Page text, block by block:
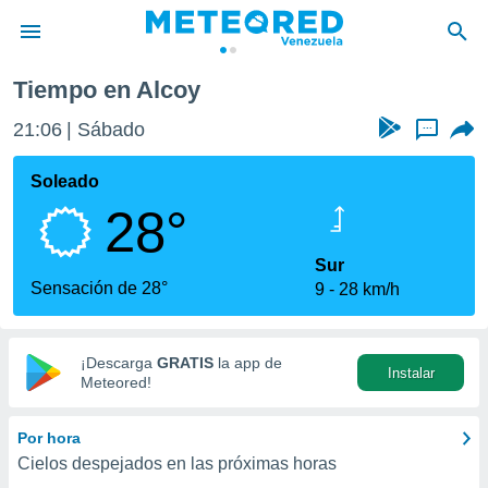
de
ha
calidad.
a este
las
y
digital
basada
Tiempo en Alcoy
21:06 Sábado ...
Soleado
28°
Sensación de 28°
Sur
9
28 km/h
¡Descarga GRATIS la app de
Meteored!
Instalar
Por hora
Cielos despejados en las próximas horas